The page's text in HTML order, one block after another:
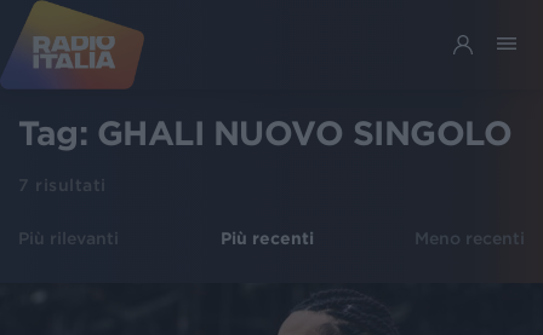
Tag: GHALI NUOVO SINGOLO
7 risultati
Più rilevanti Più recenti Meno recenti